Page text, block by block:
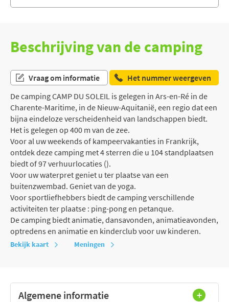
Beschrijving van de camping
Vraag om informatie
Het nummer weergeven
De camping CAMP DU SOLEIL is gelegen in Ars-en-Ré in de
Charente-Maritime, in de Nieuw-Aquitanië, een regio dat een
bijna eindeloze verscheidenheid van landschappen biedt.
Het is gelegen op 400 m van de zee.
Voor al uw weekends of kampeervakanties in Frankrijk,
ontdek deze camping met 4 sterren die u 104 standplaatsen
biedt of 97 verhuurlocaties ().
Voor uw waterpret geniet u ter plaatse van een
buitenzwembad. Geniet van de yoga.
Voor sportliefhebbers biedt de camping verschillende
activiteiten ter plaatse : ping-pong en petanque.
De camping biedt animatie, dansavonden, animatieavonden,
optredens en animatie en kinderclub voor uw kinderen.
Bekijk kaart Meningen
Algemene informatie